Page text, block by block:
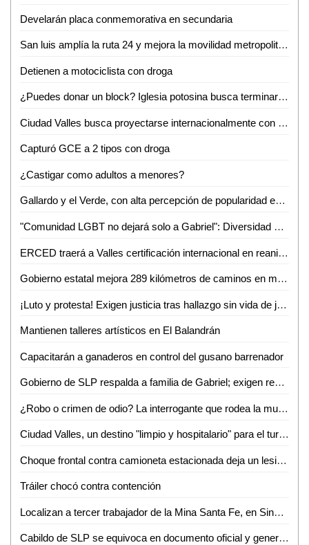
Develarán placa conmemorativa en secundaria
San luis amplía la ruta 24 y mejora la movilidad metropolitana
Detienen a motociclista con droga
¿Puedes donar un block? Iglesia potosina busca terminar su centro administrativo en Valles
Ciudad Valles busca proyectarse internacionalmente con evento de ganado Brahman
Capturó GCE a 2 tipos con droga
¿Castigar como adultos a menores?
Gallardo y el Verde, con alta percepción de popularidad en SLP: Roy Campos
"Comunidad LGBT no dejará solo a Gabriel": Diversidad e Igualdad alza la voz por su asesinato
ERCED traerá a Valles certificación internacional en reanimación cardiopulmonar
Gobierno estatal mejora 289 kilómetros de caminos en marzo
¡Luto y protesta! Exigen justicia tras hallazgo sin vida de joven enfermero vallense
Mantienen talleres artísticos en El Balandrán
Capacitarán a ganaderos en control del gusano barrenador
Gobierno de SLP respalda a familia de Gabriel; exigen resultados a la Fiscalía de Valles
¿Robo o crimen de odio? La interrogante que rodea la muerte de Gabriel García Balleza
Ciudad Valles, un destino "limpio y hospitalario" para el turismo nacional: Ana Pelayo
Choque frontal contra camioneta estacionada deja un lesionado en la colonia Obrera
Tráiler chocó contra contención
Localizan a tercer trabajador de la Mina Santa Fe, en Sinaloa
Cabildo de SLP se equivoca en documento oficial y genera confusión en cambio de nombre de avenida